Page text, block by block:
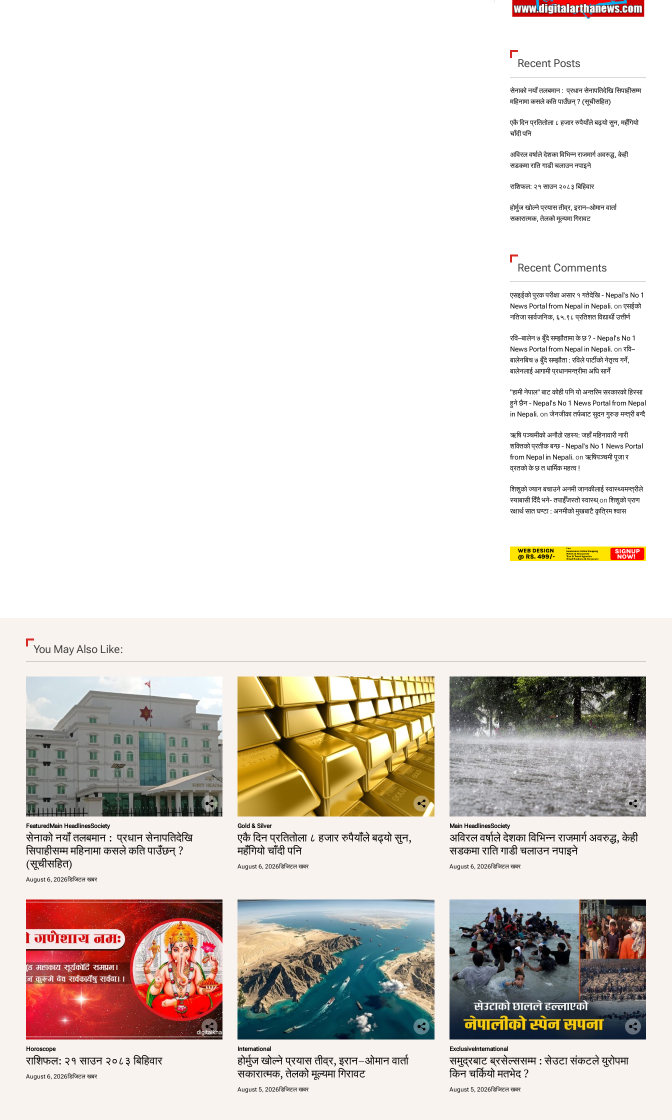
Recent Posts
सेनाको नयाँ तलबमान : प्रधान सेनापतिदेखि सिपाहीसम्म
महिनामा कसले कति पाउँछन् ? (सूचीसहित)
एकै दिन प्रतितोला ८ हजार रुपैयाँले बढ्यो सुन, महँगियो
चाँदी पनि
अविरल वर्षाले देशका विभिन्न राजमार्ग अवरुद्ध, केही
सडकमा राति गाडी चलाउन नपाइने
राशिफल: २१ साउन २०८३ बिहिवार
होर्मुज खोल्ने प्रयास तीव्र, इरान–ओमान वार्ता
सकारात्मक, तेलको मूल्यमा गिरावट
Recent Comments
एसइईको पुरक परीक्षा असार १ गतेदेखि - Nepal's No 1
News Portal from Nepal in Nepali. on एसईको
नतिजा सार्वजनिक, ६५.९८ प्रतिशत विद्यार्थी उत्तीर्ण
रवि–बालेन ७ बुँदे सम्झौतामा के छ ? - Nepal's No 1
News Portal from Nepal in Nepali. on रवि–
बालेनबिच ७ बुँदे सम्झौता : रविले पार्टीको नेतृत्व गर्ने,
बालेनलाई आगामी प्रधानमन्त्रीमा अघि सार्ने
"हामी नेपाल" बाट कोही पनि यो अन्तरिम सरकारको हिस्सा
हुने छैन - Nepal's No 1 News Portal from Nepal
in Nepali. on जेनजीका तर्फबाट सुदन गुरुङ मन्त्री बन्दै
ऋषि पञ्चमीको अनौठो रहस्य: जहाँ महिनावारी नारी
शक्तिको प्रतीक बन्छ - Nepal's No 1 News Portal
from Nepal in Nepali. on ऋषिपञ्चमी पूजा र
व्रतको के छ त धार्मिक महत्व !
शिशुको ज्यान बचाउने अनमी जानकीलाई स्वास्थ्यमन्त्रीले
स्याबासी दिँदै भने- तपाईँजस्तो स्वास्थ्on शिशुको प्राण
रक्षार्थ सात घण्टा : अनमीको मुखबाटै कृत्रिम श्वास
You May Also Like:
FeaturedMain HeadlinesSociety
सेनाको नयाँ तलबमान : प्रधान सेनापतिदेखि
सिपाहीसम्म महिनामा कसले कति पाउँछन् ?
(सूचीसहित)
August 6, 2026डिजिटल खबर
Gold & Silver
एकै दिन प्रतितोला ८ हजार रुपैयाँले बढ्यो सुन,
महँगियो चाँदी पनि
August 6, 2026डिजिटल खबर
Main HeadlinesSociety
अविरल वर्षाले देशका विभिन्न राजमार्ग अवरुद्ध, केही
सडकमा राति गाडी चलाउन नपाइने
August 6, 2026डिजिटल खबर
Horoscope
राशिफल: २१ साउन २०८३ बिहिवार
August 6, 2026डिजिटल खबर
International
होर्मुज खोल्ने प्रयास तीव्र, इरान–ओमान वार्ता
सकारात्मक, तेलको मूल्यमा गिरावट
August 5, 2026डिजिटल खबर
ExclusiveInternational
समुद्रबाट ब्रसेल्ससम्म : सेउटा संकटले युरोपमा
किन चर्कियो मतभेद ?
August 5, 2026डिजिटल खबर